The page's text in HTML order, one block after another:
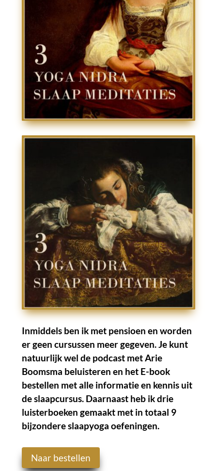
Inmiddels ben ik met pensioen en worden
er geen cursussen meer gegeven. Je kunt
natuurlijk wel de podcast met Arie
Boomsma beluisteren en het E-book
bestellen met alle informatie en kennis uit
de slaapcursus. Daarnaast heb ik drie
luisterboeken gemaakt met in totaal 9
bijzondere slaapyoga oefeningen.
Naar bestellen